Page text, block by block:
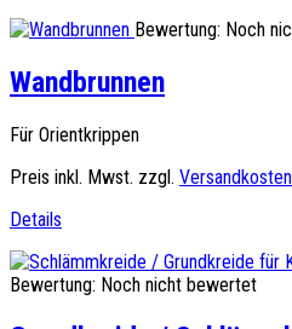
Bewertung: Noch
Wandbrunnen
Für Orientkrippen
Preis inkl. Mwst. zzgl. Versandkosten
Details
Bewertung: Noch nicht bewertet